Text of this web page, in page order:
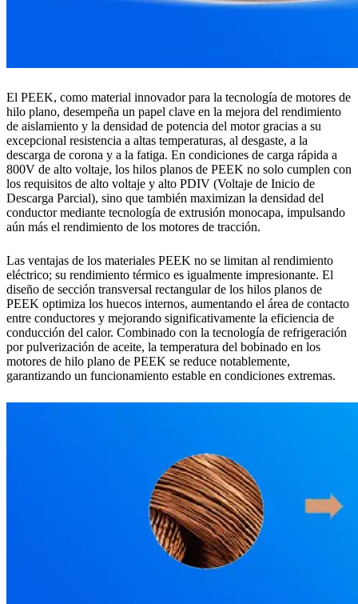
El PEEK, como material innovador para la tecnología de motores de
hilo plano, desempeña un papel clave en la mejora del rendimiento
de aislamiento y la densidad de potencia del motor gracias a su
excepcional resistencia a altas temperaturas, al desgaste, a la
descarga de corona y a la fatiga. En condiciones de carga rápida a
800V de alto voltaje, los hilos planos de PEEK no solo cumplen con
los requisitos de alto voltaje y alto PDIV (Voltaje de Inicio de
Descarga Parcial), sino que también maximizan la densidad del
conductor mediante tecnología de extrusión monocapa, impulsando
aún más el rendimiento de los motores de tracción.
Las ventajas de los materiales PEEK no se limitan al rendimiento
eléctrico; su rendimiento térmico es igualmente impresionante. El
diseño de sección transversal rectangular de los hilos planos de
PEEK optimiza los huecos internos, aumentando el área de contacto
entre conductores y mejorando significativamente la eficiencia de
conducción del calor. Combinado con la tecnología de refrigeración
por pulverización de aceite, la temperatura del bobinado en los
motores de hilo plano de PEEK se reduce notablemente,
garantizando un funcionamiento estable en condiciones extremas.